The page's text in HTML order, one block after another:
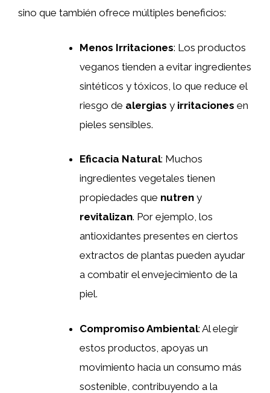
sino que también ofrece múltiples beneficios:
Menos Irritaciones: Los productos
veganos tienden a evitar ingredientes
sintéticos y tóxicos, lo que reduce el
riesgo de alergias y irritaciones en
pieles sensibles.
Eficacia Natural: Muchos
ingredientes vegetales tienen
propiedades que nutren y
revitalizan. Por ejemplo, los
antioxidantes presentes en ciertos
extractos de plantas pueden ayudar
a combatir el envejecimiento de la
piel.
Compromiso Ambiental: Al elegir
estos productos, apoyas un
movimiento hacia un consumo más
sostenible, contribuyendo a la